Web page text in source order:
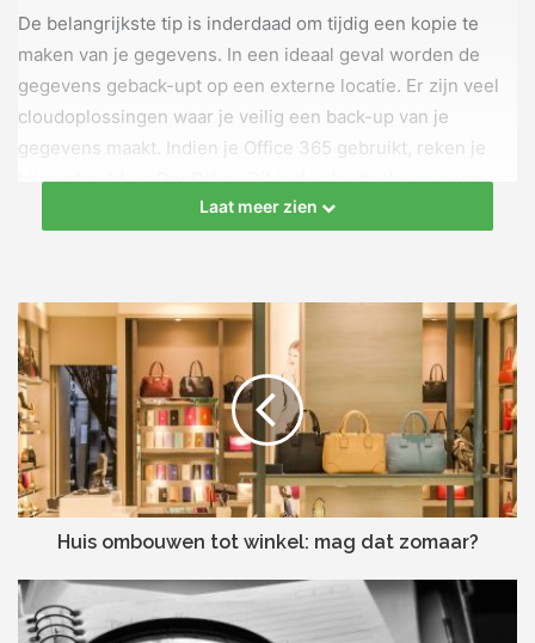
De belangrijkste tip is inderdaad om tijdig een kopie te
maken van je gegevens. In een ideaal geval worden de
gegevens geback-upt op een externe locatie. Er zijn veel
cloudoplossingen waar je veilig een back-up van je
gegevens maakt. Indien je Office 365 gebruikt, reken je
bijvoorbeeld opOneDrive. Dit is de cloudoplossing van
Microsoft. Bij de E3- of E5-licenties stel je zelf
kan je ook zelf eenkopie van je gegevens op een NAS
plaatsen
. Zorg dan wel voor een afdoende beveiliging
ervan om een datalek te voorkomen.
# 2. Bescherm je gegevens
Een back-up helpt de schade ten gevolge van
gegevensverlies te herstellen. Echter is het niet meer dan
een curatieve oplossing en biedt het geen bescherming
tegen een datalek, waarbij gevoelige gegevens op straat
komen te liggen. Kies er dan ook voor om je gegevens
Laat meer zien
Huis ombouwen tot winkel: mag dat zomaar?